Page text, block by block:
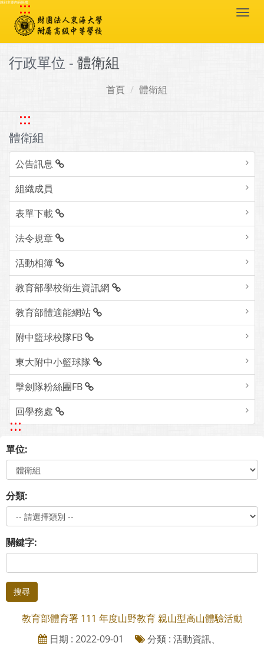
跳到主要內容區塊
:::
行政單位 - 體衛組
首頁 體衛組
:::
體衛組
公告訊息
組織成員
表單下載
法令規章
活動相簿
教育部學校衛生資訊網
教育部體適能網站
附中籃球校隊FB
東大附中小籃球隊
擊劍隊粉絲團FB
回學務處
:::
單位:
分類:
關鍵字:
搜尋
教育部體育署 111 年度山野教育 親山型高山體驗活動
日期 : 2022-09-01
分類 : 活動資訊、